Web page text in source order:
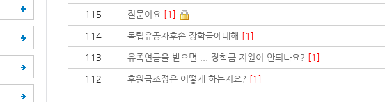
115 질문이요[1]
114 독립유공자후손 장학금에대해 [1]
113 유족연금을 받으면 ... 장학금 지원이 안되나요? [1]
112 후원금조정은 어떻게 하는지요? [1]